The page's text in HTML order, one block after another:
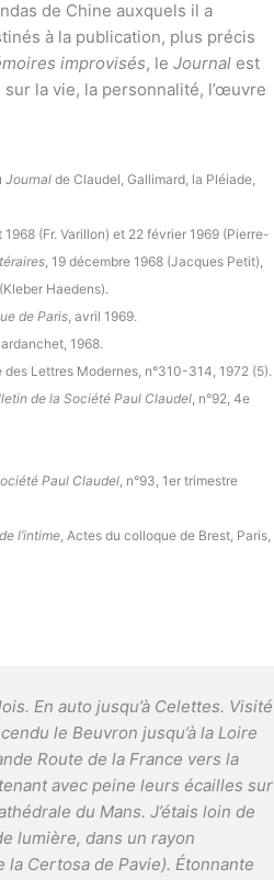
de Chine auxquels il a
à la publication, plus précis
improvisés, le Journal est
la vie, la personnalité, l’œuvre
Journal de Claudel, Gallimard, la Pléiade,
1968 (Fr. Varillon) et 22 février 1969 (Pierre-
, 19 décembre 1968 (Jacques Petit),
Haedens).
de Paris, avril 1969.
1968.
des Lettres Modernes, n°310-314, 1972 (5).
de la Société Paul Claudel, n°92, 4e
Paul Claudel, n°93, 1er trimestre
l’intime, Actes du colloque de Brest, Paris,
En auto jusqu’à Celettes. Visité
le Beuvron jusqu’à la Loire
Route de la France vers la
avec peine leurs écailles sur
du Mans. J’étais loin de
lumière, dans un rayon
Certosa de Pavie). Étonnante